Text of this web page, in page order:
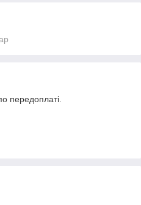
передоплаті.